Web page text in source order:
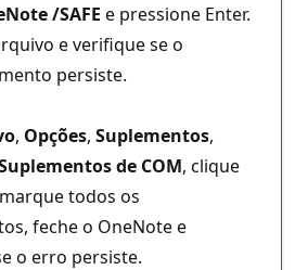
/SAFE e pressione Enter.
e verifique se o
persiste.
, Opções, Suplementos,
de COM, clique
todos os
feche o OneNote e
o erro persiste.